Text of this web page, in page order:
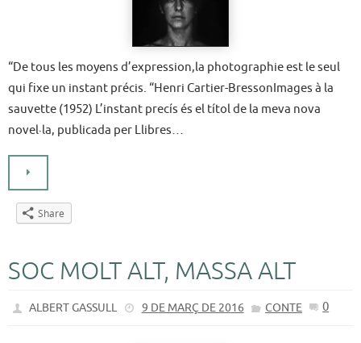
“De tous les moyens d’expression,la photographie est le seul
qui fixe un instant précis. “Henri Cartier-BressonImages à la
sauvette (1952) L’instant precís és el títol de la meva nova
novel·la, publicada per Llibres…
Share
SOC MOLT ALT, MASSA ALT
ALBERT GASSULL 9 DE MARÇ DE 2016 CONTE 0